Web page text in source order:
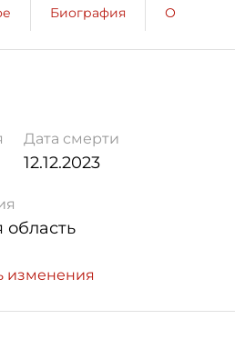
Биография
Дата смерти
12.12.2023
область
изменения